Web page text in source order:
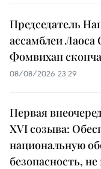
Председатель
ассамблеи
Фомвихан
08/08/2026 23:29
Первая
XVI созыва:
национальную
безопасность,